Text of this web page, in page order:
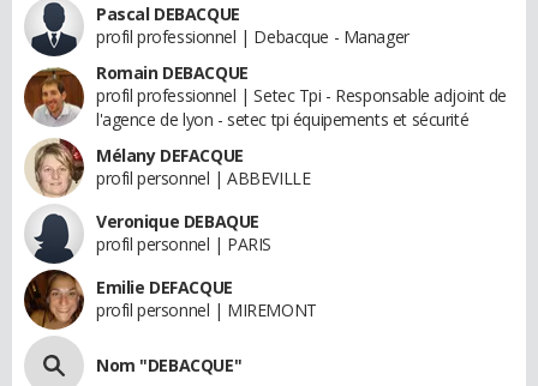
Pascal DEBACQUE
profil professionnel | Debacque - Manager
Romain DEBACQUE
profil professionnel | Setec Tpi - Responsable adjoint de
l'agence de lyon - setec tpi équipements et sécurité
Mélany DEFACQUE
profil personnel | ABBEVILLE
Veronique DEBAQUE
profil personnel | PARIS
Emilie DEFACQUE
profil personnel | MIREMONT
Nom "DEBACQUE"